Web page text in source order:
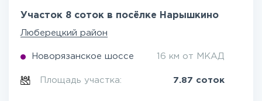
Участок 8 соток в посёлке Нарышкино
Люберецкий район
Новорязанское шоссе 16 км от МКАД
Площадь участка: 7.87 соток